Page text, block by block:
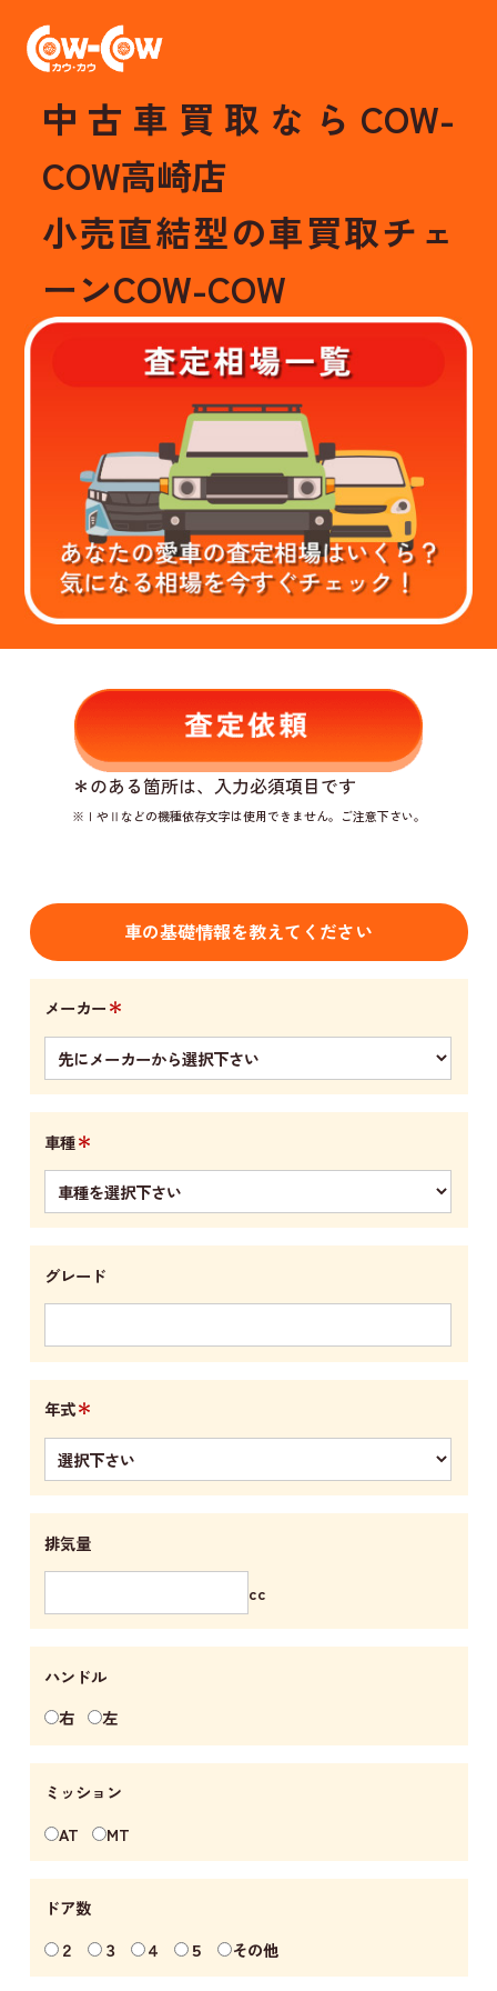
中古車買取ならCOW-
COW高崎店
小売直結型の車買取チェ
ーンCOW-COW
＊のある箇所は、入力必須項目です
※ⅠやⅡなどの機種依存文字は使用できません。ご注意下さい。
車の基礎情報を教えてください
メーカー＊
車種＊
グレード
年式＊
排気量
cc
ハンドル
右
左
ミッション
AT
MT
ドア数
２
３ ４ ５ その他